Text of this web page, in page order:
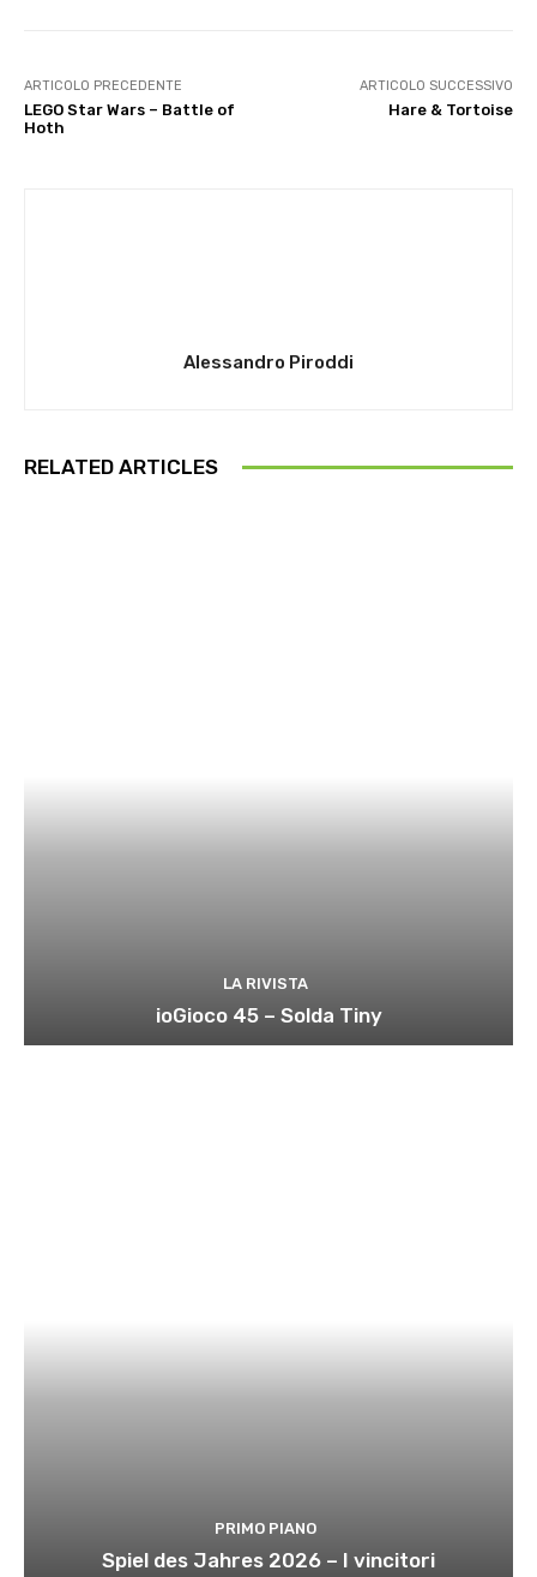
ARTICOLO PRECEDENTE
LEGO Star Wars – Battle of
Hoth
ARTICOLO SUCCESSIVO
Hare & Tortoise
Alessandro Piroddi
RELATED ARTICLES
LA RIVISTA
ioGioco 45 – Solda Tiny
PRIMO PIANO
Spiel des Jahres 2026 – I vincitori